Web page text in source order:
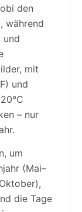
den
während
und
mit
und
– nur
um
(Mai–
die Tage